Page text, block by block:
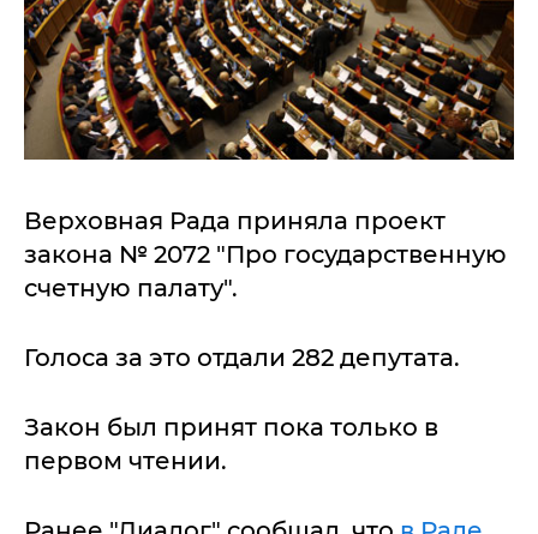
Верховная Рада приняла проект
закона № 2072 "Про государственную
счетную палату".
Голоса за это отдали 282 депутата.
Закон был принят пока только в
первом чтении.